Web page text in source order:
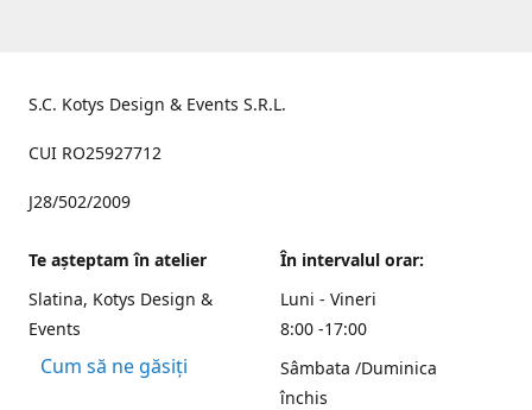
S.C. Kotys Design & Events S.R.L.
CUI RO25927712
J28/502/2009
Te aşteptam în atelier
Slatina, Kotys Design &
Events
Cum să ne găsiți
În intervalul orar:
Luni - Vineri
8:00 -17:00
Sâmbata /Duminica
închis